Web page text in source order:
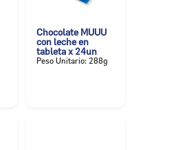
Chocolate MUUU
con leche en
tableta x 24un
Peso Unitario: 288g